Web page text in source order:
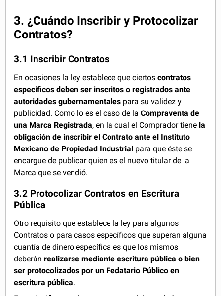
3. ¿Cuándo Inscribir y Protocolizar
Contratos?
3.1 Inscribir Contratos
En ocasiones la ley establece que ciertoscontratos
específicos deben ser inscritos o registrados ante
autoridades gubernamentales para su validez y
publicidad. Como lo es el caso de laCompraventa de
una Marca Registrada, en la cual el Comprador tiene la
obligación de inscribir el Contrato ante el Instituto
Mexicano de Propiedad Industrial para que éste se
encargue de publicar quien es el nuevo titular de la
Marca que se vendió.
3.2 Protocolizar Contratos en Escritura
Pública
Otro requisito que establece la ley para algunos
Contratos o para casos específicos que superan alguna
cuantía de dinero específica es que los mismos
deberánrealizarse mediante escritura pública o bien
ser protocolizados por un Fedatario Público en
escritura pública.